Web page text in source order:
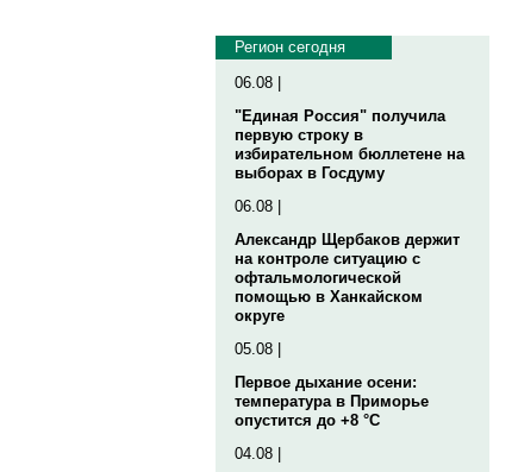
Регион сегодня
06.08 |
"Единая Россия" получила
первую строку в
избирательном бюллетене на
выборах в Госдуму
06.08 |
Александр Щербаков держит
на контроле ситуацию с
офтальмологической
помощью в Ханкайском
округе
05.08 |
Первое дыхание осени:
температура в Приморье
опустится до +8 °C
04.08 |